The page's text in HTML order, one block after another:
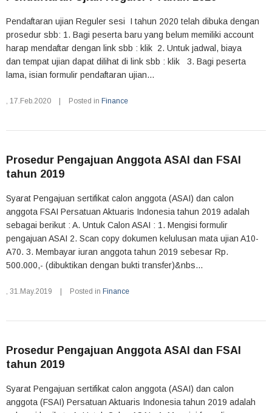
Pendaftaran ujian Reguler sesi I tahun 2020 telah dibuka dengan
prosedur sbb: 1. Bagi peserta baru yang belum memiliki account
harap mendaftar dengan link sbb : klik 2. Untuk jadwal, biaya
dan tempat ujian dapat dilihat di link sbb : klik 3. Bagi peserta
lama, isian formulir pendaftaran ujian...
, 17.Feb.2020 Posted in Finance
Prosedur Pengajuan Anggota ASAI dan FSAI
tahun 2019
Syarat Pengajuan sertifikat calon anggota (ASAI) dan calon
anggota FSAI Persatuan Aktuaris Indonesia tahun 2019 adalah
sebagai berikut : A. Untuk Calon ASAI : 1. Mengisi formulir
pengajuan ASAI 2. Scan copy dokumen kelulusan mata ujian A10-
A70. 3. Membayar iuran anggota tahun 2019 sebesar Rp.
500.000,- (dibuktikan dengan bukti transfer)&nbs...
, 31.May.2019 Posted in Finance
Prosedur Pengajuan Anggota ASAI dan FSAI
tahun 2019
Syarat Pengajuan sertifikat calon anggota (ASAI) dan calon
anggota (FSAI) Persatuan Aktuaris Indonesia tahun 2019 adalah